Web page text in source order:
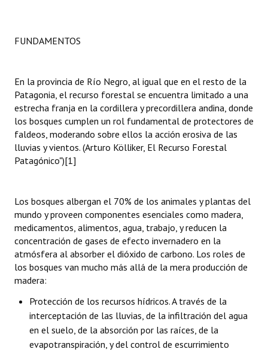
Noticias Destacadas
Datos Históricos
Premio al Mérito - Registro
Audiencias Públicas - Registro
Mujeres que Dejaron Huellas - Registro
Ciudadano Ilustre - Registro
Banca del Vecino - Registro
Huéspedes de Honor - Registro
Reconocimientos - Registro
Bariloche, Municipio intercultural
FUNDAMENTOS
En la provincia de Río Negro, al igual que en el resto de la
Patagonia, el recurso forestal se encuentra limitado a una
estrecha franja en la cordillera y precordillera andina, donde
los bosques cumplen un rol fundamental de protectores de
faldeos, moderando sobre ellos la acción erosiva de las
lluvias y vientos. (Arturo Kölliker, El Recurso Forestal
Patagónico")[1]
Los bosques albergan el 70% de los animales y plantas del
mundo y proveen componentes esenciales como madera,
medicamentos, alimentos, agua, trabajo, y reducen la
concentración de gases de efecto invernadero en la
atmósfera al absorber el dióxido de carbono. Los roles de
los bosques van mucho más allá de la mera producción de
madera:
Protección de los recursos hídricos. A través de la
interceptación de las lluvias, de la infiltración del agua
en el suelo, de la absorción por las raíces, de la
evapotranspiración, y del control de escurrimiento